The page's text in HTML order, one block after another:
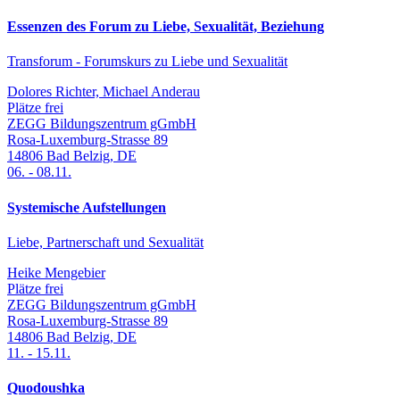
Essenzen des Forum zu Liebe, Sexualität, Beziehung
Transforum - Forumskurs zu Liebe und Sexualität
Dolores Richter, Michael Anderau
Plätze frei
ZEGG Bildungszentrum gGmbH
Rosa-Luxemburg-Strasse 89
14806 Bad Belzig, DE
06. - 08.11.
Systemische Aufstellungen
Liebe, Partnerschaft und Sexualität
Heike Mengebier
Plätze frei
ZEGG Bildungszentrum gGmbH
Rosa-Luxemburg-Strasse 89
14806 Bad Belzig, DE
11. - 15.11.
Quodoushka